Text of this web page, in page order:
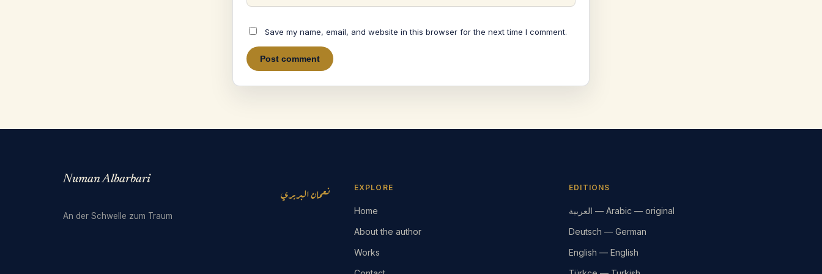
Save my name, email, and website in this browser for the next time I comment.
Numan Albarbari
نعمان البربري
An der Schwelle zum Traum
EXPLORE
Home
About the author
Works
EDITIONS
العربية — Arabic — original
Deutsch — German
English — English